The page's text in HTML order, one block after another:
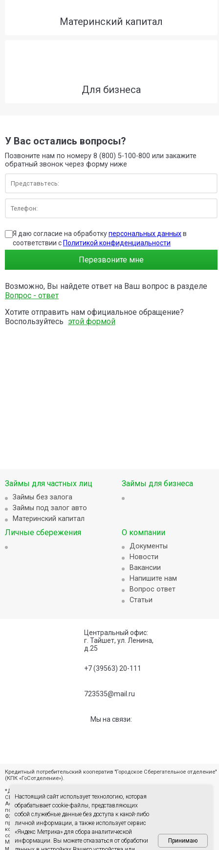
Материнский капитал
Для бизнеса
У Вас остались вопросы?
Позвоните нам по номеру 8 (800) 5-100-800 или закажите
обратный звонок через форму ниже
Я даю согласие на обработкуперсональных данныхв
соответствии с Политикой конфиденциальности
Перезвоните мне
Возможно, Вы найдете ответ на Ваш вопрос в разделе
Вопрос - ответ
Хотите отправить нам официальное обращение?
Воспользуйтесь этой формой
Настоящий сайт использует технологию, которая
обрабатывает cookie-файлы, представляющих
собой служебные данные без доступа к какой-либо
личной информации, а также использует сервис
«Яндекс Метрика» для сбора аналитической
информации. Вы можете отказаться от обработки
Принимаю
Займы для частных лиц
Займы без залога
Займы под залог авто
Материнский капитал
Займы для бизнеса
Личные сбережения О компании
Документы
Новости
Вакансии
Напишите нам
Вопрос ответ
Статьи
Центральный офис:
г. Тайшет, ул. Ленина,
д.25
723535@mail.ru
Мы на связи:
+7 (39563) 20-111
Кредитный потребительский кооператив "Городское Сберегательное отделение"
(КПК «ГоСотделение»).
*Деятельность Кредитного потребительского кооператива «ГОРОДСКОЕ
СБЕРЕГАТЕЛЬНОЕ ОТДЕЛЕНИЕ» осуществляется на основании допуска СРО
Ассоциации СРО «НОКК» (в реестре членов СРО №23 от 29.09.2022 г.). Не
подлежит обязательному лицензированию и осуществляется в соответствии с
ФЗ № 190-ФЗ от 18.07.2009 г. «О кредитной кооперации». Займы
предоставляются только членам (пайщикам) кооператива. Членами
кооператива могут быть лица постоянно или временно зарегистрированные в
соответствии с территориальным признаком установленные уставом.
Минимальный паевой взнос 50 рублей. Займ предоставляется сроком на 12
месяцев. Сумма займа устанавливается от 50 000 до 1 000 000 рублей. Полная